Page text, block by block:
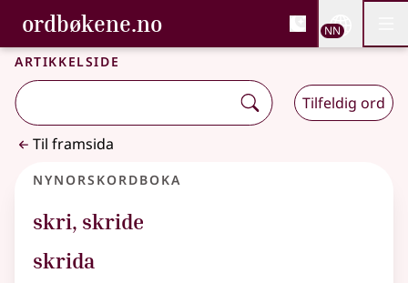
Gå til hovudinnhald
Tilgjenge
ordbøkene.no, Bokmålsordboka og
Bokmålsordboka og Nynorskordboka
NN
Artikkelside
Tilfeldig ord
Til framsida
Nynorskordboka
skri, skride
skrida